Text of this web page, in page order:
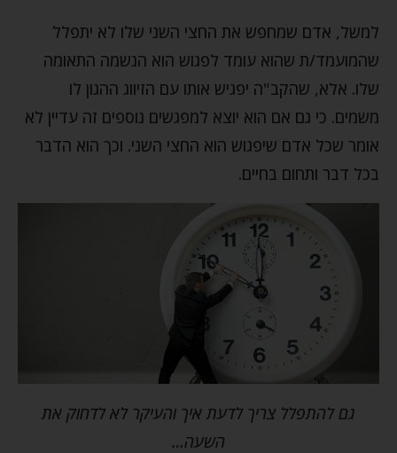
למשל, אדם שמחפש את החצי השני שלו לא יתפלל
שהמועמד/ת שהוא עומד לפגוש הוא הנשמה התאומה
שלו. אלא, שהקב"ה יפגיש אותו עם הזיווג ההגון לו
משמים. כי גם אם הוא יוצא למפגשים נוספים זה עדיין לא
אומר שכל אדם שיפגוש הוא החצי השני. וכך הוא הדבר
בכל דבר ותחום בחיים.
גם להתפלל צריך לדעת איך והעיקר לא לדחוק את
השעה…